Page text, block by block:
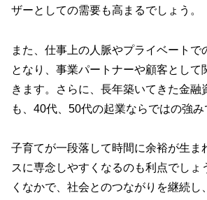
ザーとしての需要も高まるでしょう。
また、仕事上の人脈やプライベートで
となり、事業パートナーや顧客として
きます。さらに、長年築いてきた金融
も、40代、50代の起業ならではの強み
子育てが一段落して時間に余裕が生ま
スに専念しやすくなるのも利点でしょ
くなかで、社会とのつながりを継続し